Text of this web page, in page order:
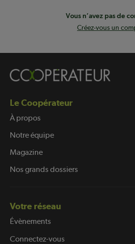
Vous n’avez pas de
Créez-vous un
Le Coopérateur
À propos
Notre équipe
Magazine
Nos grands dossiers
Votre réseau
Évènements
Connectez-vous